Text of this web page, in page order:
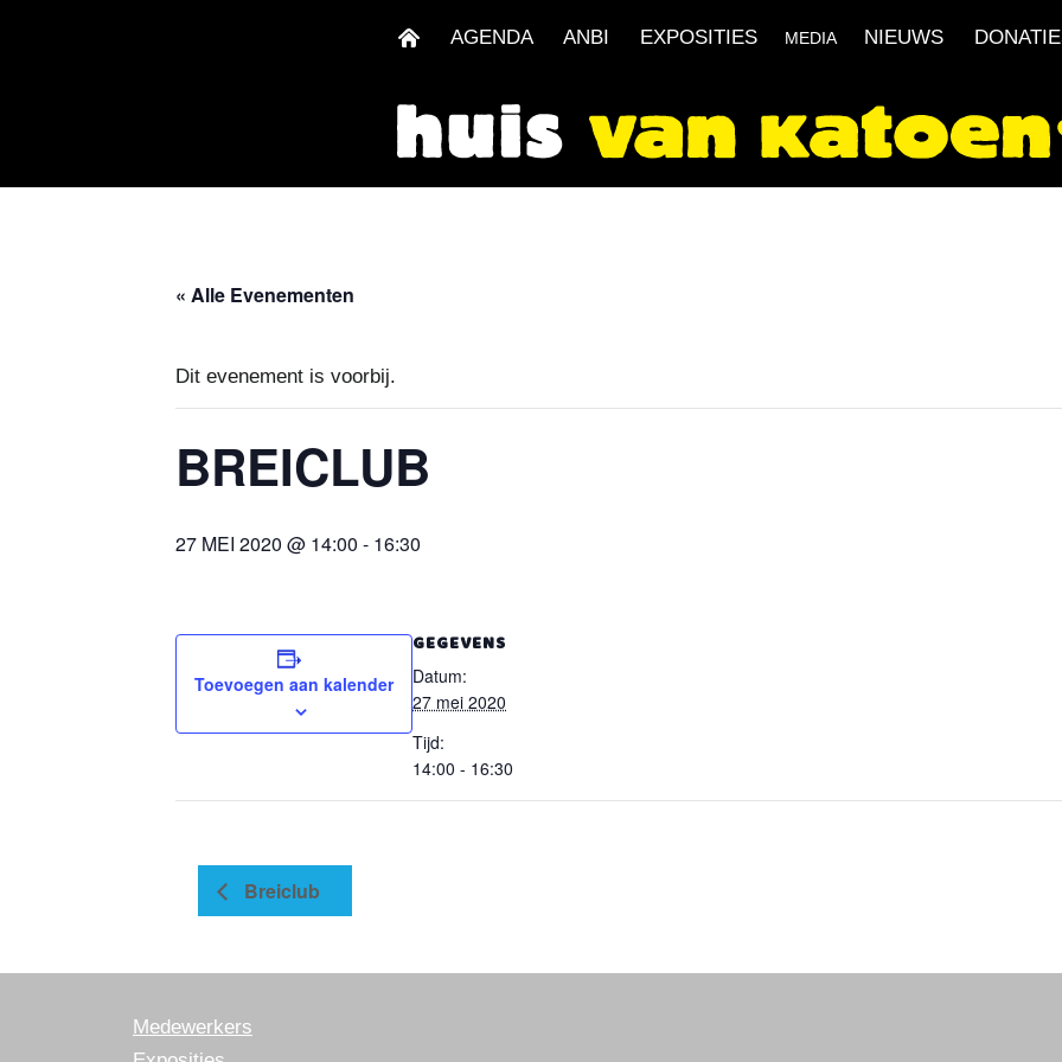
AGENDA ANBI EXPOSITIES MEDIA NIEUWS
« Alle Evenementen
Dit evenement is voorbij.
BREICLUB
27 MEI 2020 @ 14:00 - 16:30
Toevoegen aan kalender
GEGEVENS
Datum:
27 mei 2020
Tijd:
14:00 - 16:30
Breiclub
Medewerkers